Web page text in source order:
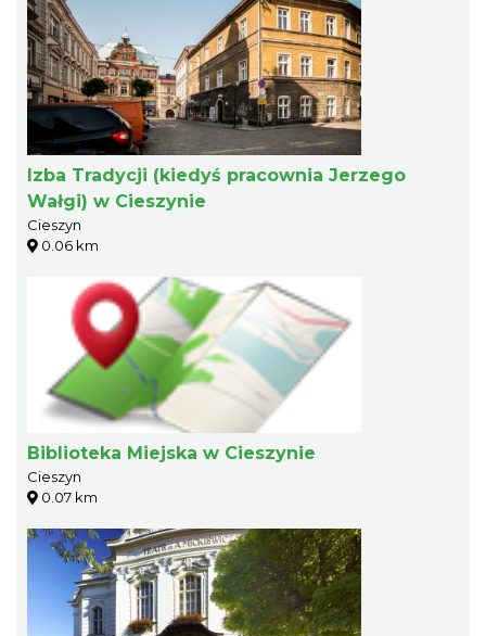
Izba Tradycji (kiedyś pracownia Jerzego
Wałgi) w Cieszynie
Cieszyn
0.06 km
Biblioteka Miejska w Cieszynie
Cieszyn
0.07 km